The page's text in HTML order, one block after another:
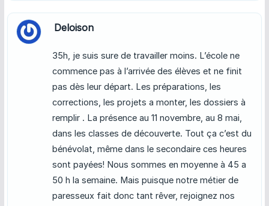
Deloison
35h, je suis sure de travailler moins. L’école ne
commence pas à l’arrivée des élèves et ne finit
pas dès leur départ. Les préparations, les
corrections, les projets a monter, les dossiers à
remplir . La présence au 11 novembre, au 8 mai,
dans les classes de découverte. Tout ça c’est du
bénévolat, même dans le secondaire ces heures
sont payées! Nous sommes en moyenne à 45 a
50 h la semaine. Mais puisque notre métier de
paresseux fait donc tant rêver, rejoignez nos